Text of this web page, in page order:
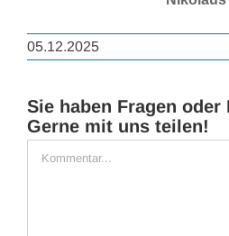
05.12.2025
Sie haben Fragen oder
Gerne mit uns teilen!